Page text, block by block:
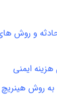
و روش
ایمنی
به روش